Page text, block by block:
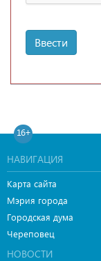
Ввести
16+
НАВИГАЦИЯ
Карта сайта
Мэрия города
Городская дума
Череповец
НОВОСТИ